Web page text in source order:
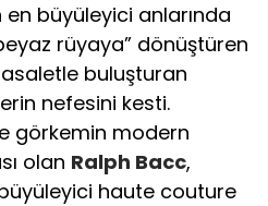
en büyüleyici anlarında
rüyaya” dönüştüren
buluşturan
nefesini kesti.
görkemin modern
olan Ralph Bacc,
haute couture